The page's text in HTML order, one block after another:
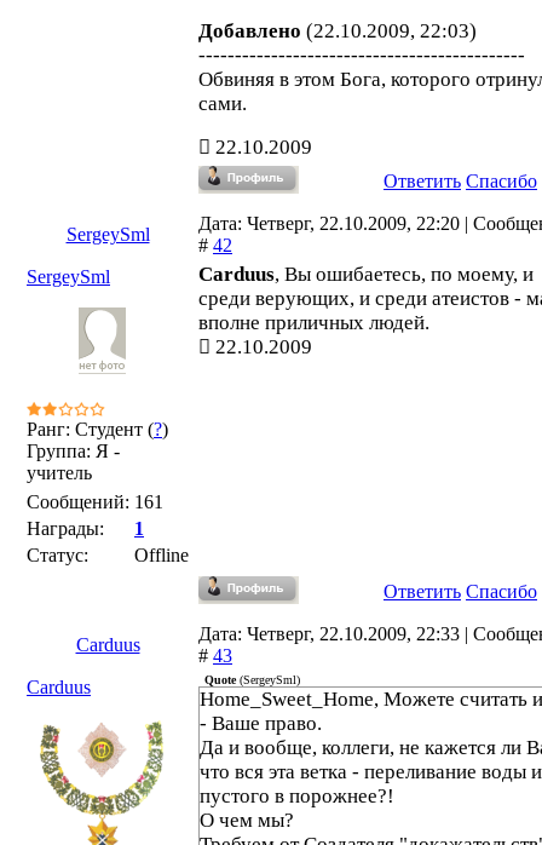
Добавлено (22.10.2009, 22:03)
---------------------------------------------
Обвиняя в этом Бога, которого
сами.
22.10.2009
Ответить Спасибо
SergeySml
Дата: Четверг, 22.10.2009, 22:20 |
# 42
SergeySml
Ранг: Студент (?)
Группа: Я -
учитель
Сообщений: 161
Награды:
1
Статус:
Offline
Carduus, Вы ошибаетесь, по моему, и
среди верующих, и среди атеистов -
вполне приличных людей.
22.10.2009
Ответить Спасибо
Carduus
Дата: Четверг, 22.10.2009, 22:33 |
# 43
Carduus
Quote(SergeySml)
Home_Sweet_Home, Можете считать
- Ваше право.
Да и вообще, коллеги, не кажется ли
что вся эта ветка - переливание воды
пустого в порожнее?!
О чем мы?